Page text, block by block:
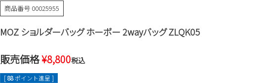
商品番号 00025955
MOZ ショルダーバッグ ホーボー 2wayバッグ ZLQK05
販売価格¥8,800税込
[88ポイント進呈 ]